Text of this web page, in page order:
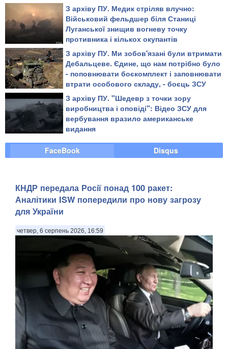
З архіву ПУ. Медик стріляв влучно:
Військовий фельдшер біля Станиці
Луганської знищив вогневу точку
противника і кількох окупантів
З архіву ПУ. Ми зобов'язані були втримати
Дебальцеве. Єдине, що нам потрібно було
- поповнювати боєкомплект і заповнювати
втрати особового складу, - боєць ЗСУ
З архіву ПУ. "Шедевр з точки зору
виробництва і оповіді": Відео ЗСУ для
вербування вразило американське
видання
FaceBook Disqus
КНДР передала Росії понад 100 ракет:
Аналітики ISW попередили про нову загрозу
для України
четвер, 6 серпень 2026, 16:59